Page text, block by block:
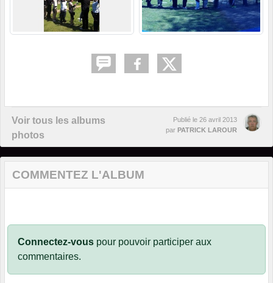
Voir tous les albums
photos
Publié le 26 avril 2013
par PATRICK LAROUR
COMMENTEZ L'ALBUM
Connectez-vous pour pouvoir participer aux
commentaires.